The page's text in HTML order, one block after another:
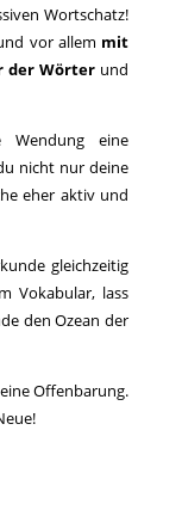
Wortschatz!
vor allem mit
der Wörter und
Wendung eine
nicht nur deine
eher aktiv und
gleichzeitig
Vokabular, lass
den Ozean der
Offenbarung.